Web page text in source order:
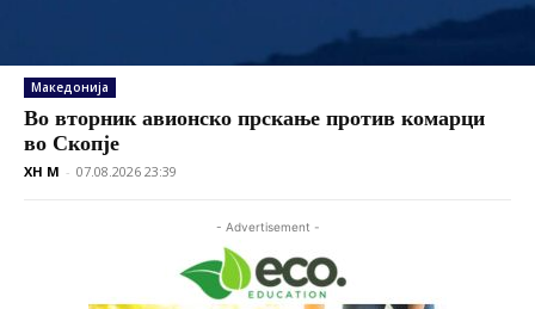
Македонија
Во вторник авионско прскање против комарци
во Скопје
XH M - 07.08.2026 23:39
- Advertisement -